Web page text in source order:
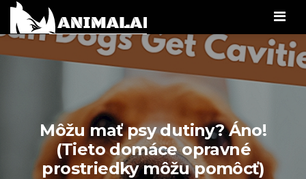
Môžu mať psy dutiny? Áno!
(Tieto domáce opravné
prostriedky môžu pomôcť)